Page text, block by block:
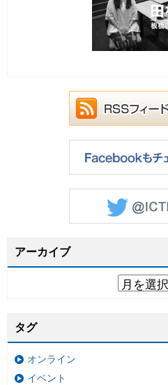
アーカイブ
タグ
オンライン
イベント